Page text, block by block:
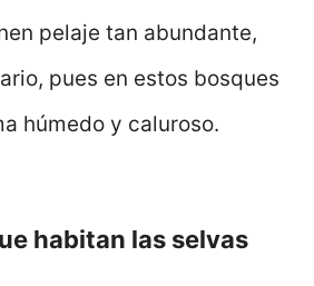
pelaje tan abundante,
pues en estos bosques
húmedo y caluroso.
habitan las selvas